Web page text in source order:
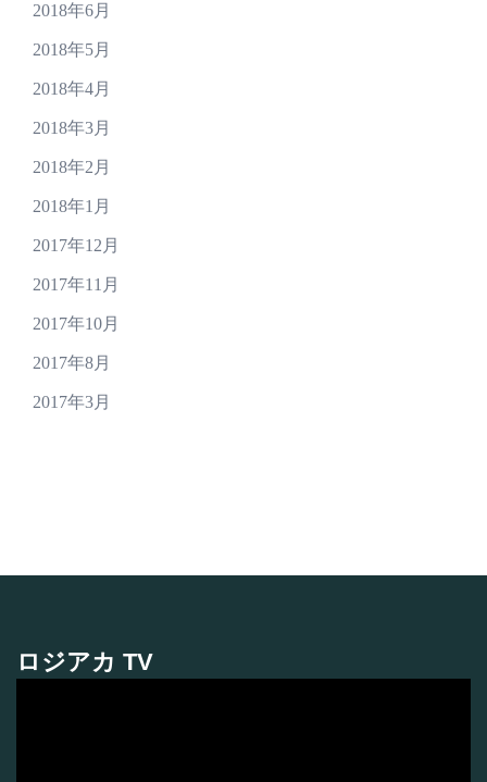
2018年6月
2018年5月
2018年4月
2018年3月
2018年2月
2018年1月
2017年12月
2017年11月
2017年10月
2017年8月
2017年3月
ロジアカ TV